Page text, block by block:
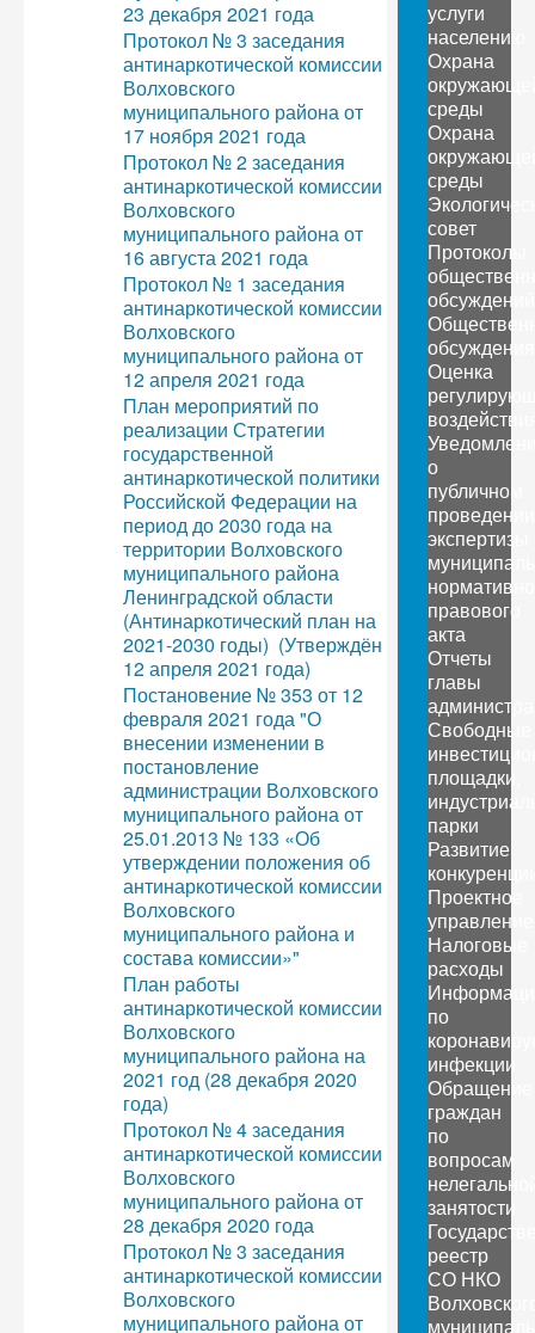
23 декабря 2021 года
Протокол № 3 заседания
антинаркотической комиссии
Волховского
муниципального района от
17 ноября 2021 года
Протокол № 2 заседания
антинаркотической комиссии
Волховского
муниципального района от
16 августа 2021 года
Протокол № 1 заседания
антинаркотической комиссии
Волховского
муниципального района от
12 апреля 2021 года
План мероприятий по
реализации Стратегии
государственной
антинаркотической политики
Российской Федерации на
период до 2030 года на
территории Волховского
муниципального района
Ленинградской области
(Антинаркотический план на
2021-2030 годы) (Утверждён
12 апреля 2021 года)
Постановение № 353 от 12
февраля 2021 года "О
внесении изменении в
постановление
администрации Волховского
муниципального района от
25.01.2013 № 133 «Об
утверждении положения об
антинаркотической комиссии
Волховского
муниципального района и
состава комиссии»"
План работы
антинаркотической комиссии
Волховского
муниципального района на
2021 год (28 декабря 2020
года)
Протокол № 4 заседания
антинаркотической комиссии
Волховского
муниципального района от
28 декабря 2020 года
Протокол № 3 заседания
антинаркотической комиссии
Волховского
муниципального района от
услуги
населению
Охрана
среды
Охрана
среды
совет
Протоколы
обсуждений
обсуждения
Оценка
о
публичном
проведении
экспертизы
правового
акта
Отчеты
главы
Свободные
площадки,
парки
Развитие
Проектное
управление
Налоговые
расходы
по
инфекции
Обращение
граждан
по
вопросам
занятости
реестр
СО НКО